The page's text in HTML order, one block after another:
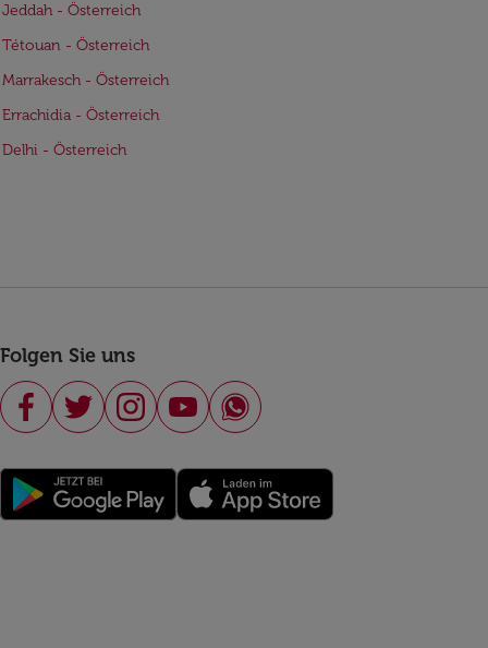
Jeddah - Österreich
Tétouan - Österreich
- Österreich
Errachidia - Österreich
Delhi - Österreich
Folgen Sie uns